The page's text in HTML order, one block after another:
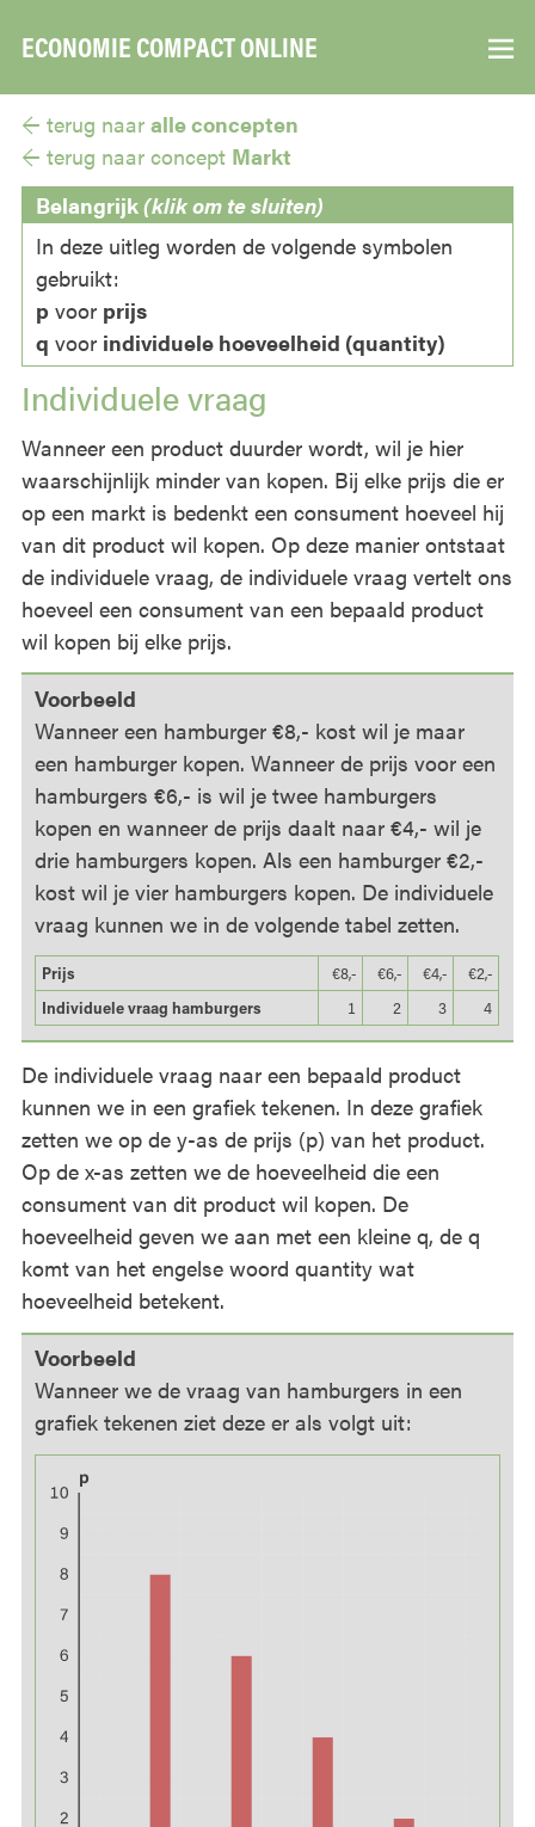
ECONOMIE COMPACT ONLINE ▼
← terug naar alle concepten
← terug naar concept Markt
Belangrijk(klik om te sluiten)
In deze uitleg worden de volgende symbolen
gebruikt:
p voor prijs
q voor individuele hoeveelheid (quantity)
Individuele vraag
Wanneer een product duurder wordt, wil je hier
waarschijnlijk minder van kopen. Bij elke prijs die er
op een markt is bedenkt een consument hoeveel hij
van dit product wil kopen. Op deze manier ontstaat
de individuele vraag, de individuele vraag vertelt ons
hoeveel een consument van een bepaald product
wil kopen bij elke prijs.
Voorbeeld
Wanneer een hamburger €8,- kost wil je maar
een hamburger kopen. Wanneer de prijs voor een
hamburgers €6,- is wil je twee hamburgers
kopen en wanneer de prijs daalt naar €4,- wil je
drie hamburgers kopen. Als een hamburger €2,-
kost wil je vier hamburgers kopen. De individuele
vraag kunnen we in de volgende tabel zetten.
Prijs €8,- €6,- €4,-
€2,-
Individuele vraag hamburgers
1 2 3 4
De individuele vraag naar een bepaald product
kunnen we in een grafiek tekenen. In deze grafiek
zetten we op de y-as de prijs (p) van het product.
Op de x-as zetten we de hoeveelheid die een
consument van dit product wil kopen. De
hoeveelheid geven we aan met een kleine q, de q
komt van het engelse woord quantity wat
hoeveelheid betekent.
Voorbeeld
Wanneer we de vraag van hamburgers in een
grafiek tekenen ziet deze er als volgt uit: